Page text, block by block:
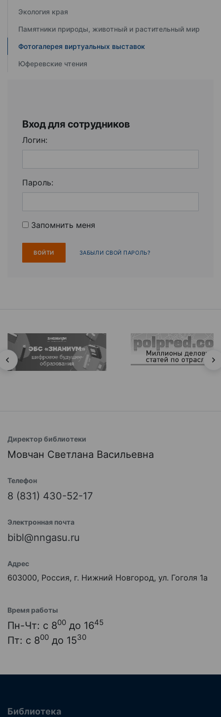
Экология края
Памятники природы, животный и растительный мир
Фотогалерея виртуальных выставок
Юферевские чтения
Вход для сотрудников
Логин:
Пароль:
Запомнить меня
ЗАБЫЛИ СВОЙ ПАРОЛЬ?
Директор библиотеки
Мовчан Светлана Васильевна
Телефон
8 (831) 430-52-17
Электронная почта
bibl@nngasu.ru
Адрес
603000, Россия, г. Нижний Новгород, ул. Гоголя 1а
Время работы
Пн-Чт: с 800 до 1645
Пт: с 800 до 1530
Библиотека